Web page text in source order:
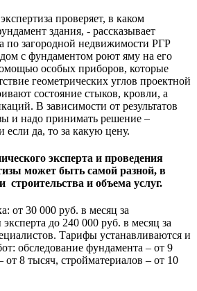
проверяет, в каком
здания, - рассказывает
по загородной недвижимости РГР
с фундаментом роют яму на его
особых приборов, которые
геометрических углов проектной
состояние стыков, кровли, а
В зависимости от результатов
и надо принимать решение –
если да, то за какую цену.
эксперта и проведения
может быть самой разной, в
строительства и объема услуг.
от 30 000 руб. в месяц за
до 240 000 руб. в месяц за
Тарифы устанавливаются и
обследование фундамента – от 9
от 8 тысяч, стройматериалов – от 10